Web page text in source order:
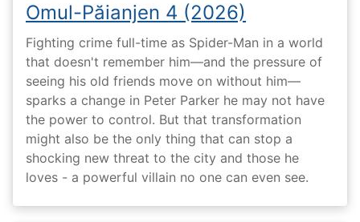
Omul-Păianjen 4 (2026)
Fighting crime full-time as Spider-Man in a world
that doesn't remember him—and the pressure of
seeing his old friends move on without him—
sparks a change in Peter Parker he may not have
the power to control. But that transformation
might also be the only thing that can stop a
shocking new threat to the city and those he
loves - a powerful villain no one can even see.